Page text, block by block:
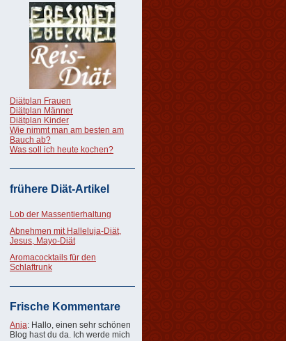
Diätplan Frauen
Diätplan Männer
Diätplan Kinder
Wie nimmt man am besten am
Bauch ab?
Was soll ich heute kochen?
frühere Diät-Artikel
Lob der Massentierhaltung
Abnehmen mit Halleluja-Diät,
Jesus, Mayo-Diät
Aromacocktails für den
Schlaftrunk
Frische Kommentare
Anja: Hallo, einen sehr schönen
Blog hast du da. Ich werde mich